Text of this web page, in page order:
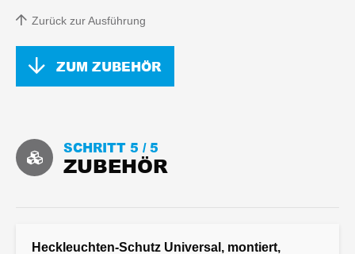
Zurück zur Ausführung
ZUM ZUBEHÖR
ZUBEHÖR
SCHRITT 5 / 5
Heckleuchten-Schutz Universal, montiert,